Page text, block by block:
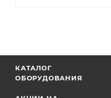
КАТАЛОГ
ОБОРУДОВАНИЯ